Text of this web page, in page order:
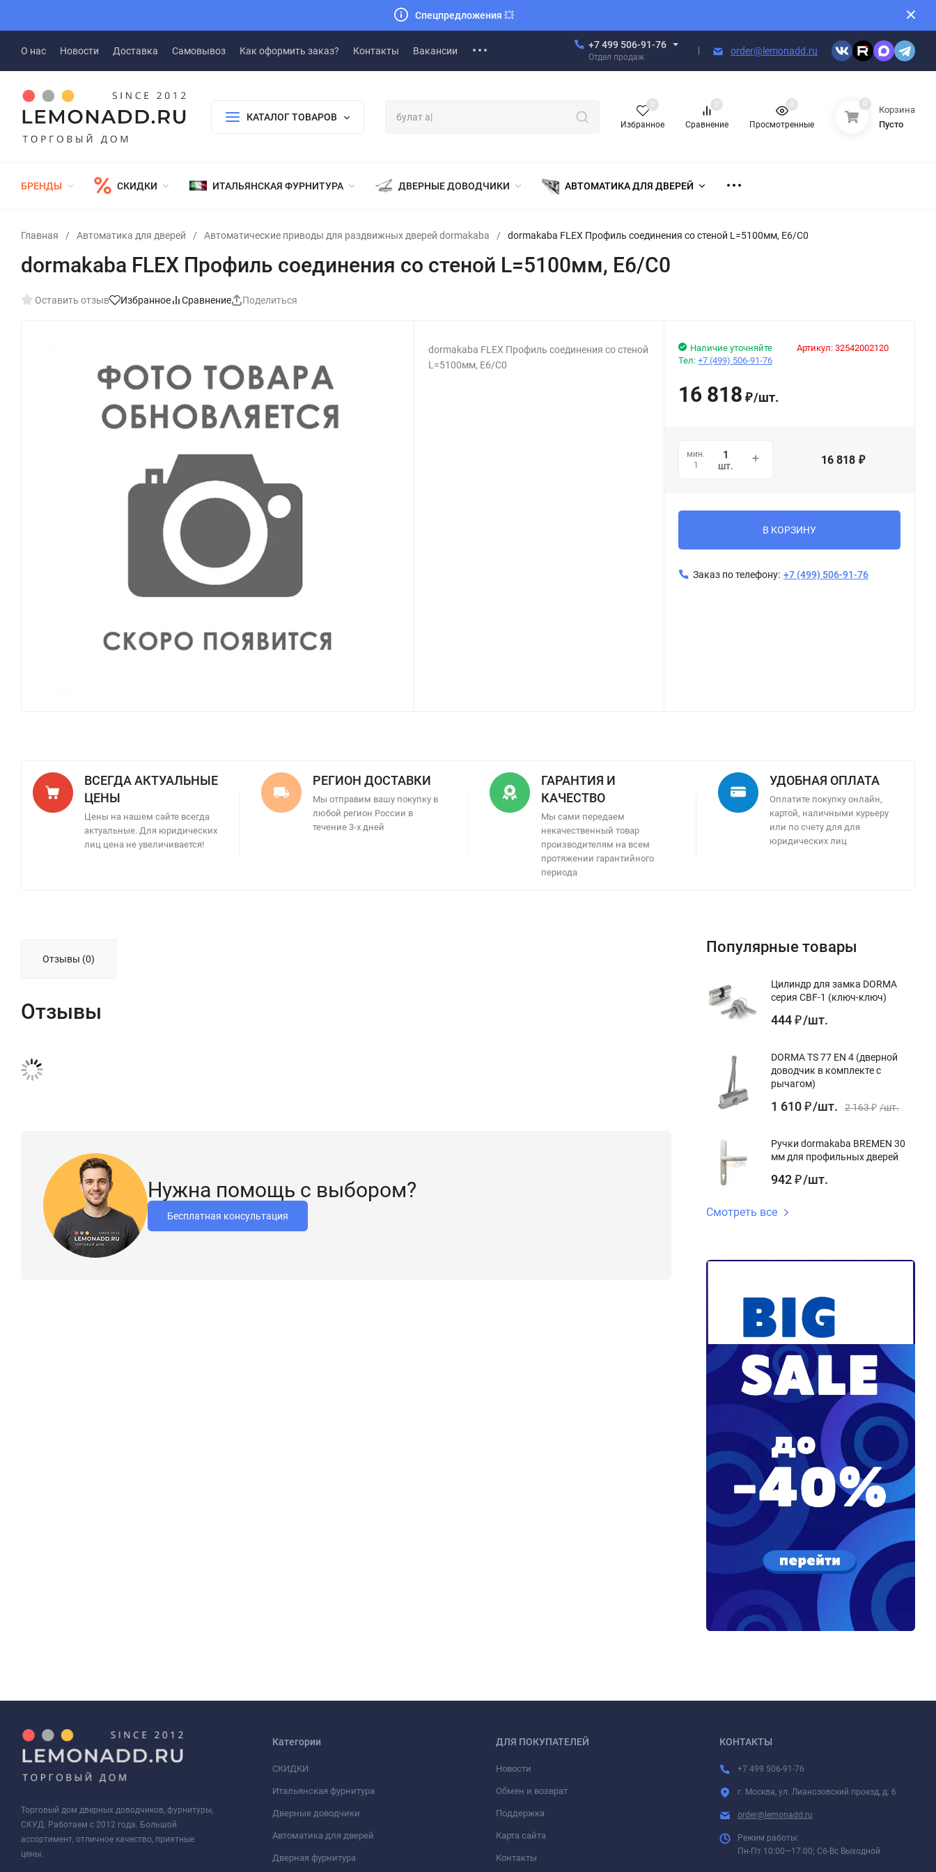
Спецпредложения 💥
О нас Новости Доставка Самовывоз Как оформить заказ? Контакты Вакансии
+7 499 506-91-76
Отдел продаж
order@lemonadd.ru
КАТАЛОГ ТОВАРОВ
Избранное
0
Сравнение
0
Просмотренные
0 0
Корзина
Пусто
БРЕНДЫ СКИДКИ ИТАЛЬЯНСКАЯ ФУРНИТУРА ДВЕРНЫЕ ДОВОДЧИКИ АВТОМАТИКА ДЛЯ ДВЕРЕЙ
Главная / Автоматика для дверей / Автоматические приводы для раздвижных дверей dormakaba / dormakaba FLEX Профиль соединения со стеной L=5100мм, E6/C0
dormakaba FLEX Профиль соединения со стеной L=5100мм, E6/C0
Оставить отзыв Избранное Сравнение Поделиться
dormakaba FLEX Профиль соединения со стеной
L=5100мм, E6/C0
Артикул: 32542002120
Наличие уточняйте
Тел:+7 (499) 506-91-76
16 818 ₽/шт.
мин.
1
шт. 16 818 ₽
В КОРЗИНУ
Заказ по телефону: +7 (499) 506-91-76
ВСЕГДА АКТУАЛЬНЫЕ
ЦЕНЫ
Цены на нашем сайте всегда
актуальные. Для юридических
лиц цена не увеличивается!
РЕГИОН ДОСТАВКИ
Мы отправим вашу покупку в
любой регион России в
течение 3-х дней
ГАРАНТИЯ И
КАЧЕСТВО
Мы сами передаем
некачественный товар
производителям на всем
протяжении гарантийного
периода
УДОБНАЯ ОПЛАТА
Оплатите покупку онлайн,
картой, наличными курьеру
или по счету для для
юридических лиц
Отзывы (0)
Отзывы
Нужна помощь с выбором?
Бесплатная консультация
Популярные товары
Цилиндр для замка DORMA
серия CBF-1 (ключ-ключ)
444 ₽ /шт.
DORMA TS 77 EN 4 (дверной
доводчик в комплекте с
рычагом)
1 610 ₽ /шт. 2 163 ₽ /шт.
Ручки dormakaba BREMEN 30
мм для профильных дверей
942 ₽ /шт.
Смотреть все
Торговый дом дверных доводчиков, фурнитуры,
СКУД. Работаем с 2012 года. Большой
ассортимент, отличное качество, приятные
цены.
Категории
СКИДКИ
Итальянская фурнитура
Дверные доводчики
Автоматика для дверей
Дверная фурнитура
ДЛЯ ПОКУПАТЕЛЕЙ
Новости
Обмен и возврат
Поддержка
Карта сайта
Контакты
КОНТАКТЫ
+7 499 506-91-76
г. Москва, ул. Лианозовский проезд, д. 6
order@lemonadd.ru
Режим работы:
Пн-Пт 10:00—17:00; Сб-Вс Выходной